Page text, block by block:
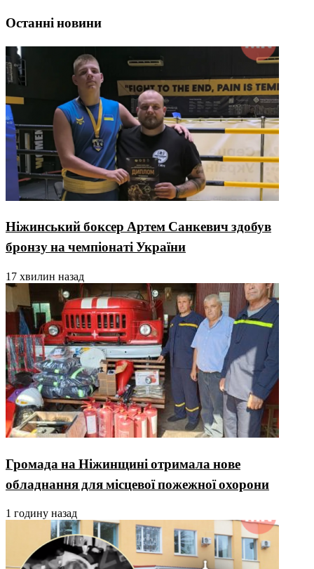
Останні новини
Ніжинський боксер Артем Санкевич здобув
бронзу на чемпіонаті України
17 хвилин назад
Громада на Ніжинщині отримала нове
обладнання для місцевої пожежної охорони
1 годину назад